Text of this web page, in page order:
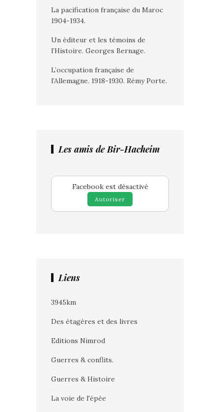
La pacification française du Maroc
1904-1934.
Un éditeur et les témoins de
l’Histoire. Georges Bernage.
L’occupation française de
l’Allemagne. 1918-1930. Rémy Porte.
Les amis de Bir-Hacheim
Facebook est désactivé
Autoriser
Liens
3945km
Des étagères et des livres
Editions Nimrod
Guerres & conflits.
Guerres & Histoire
La voie de l'épée